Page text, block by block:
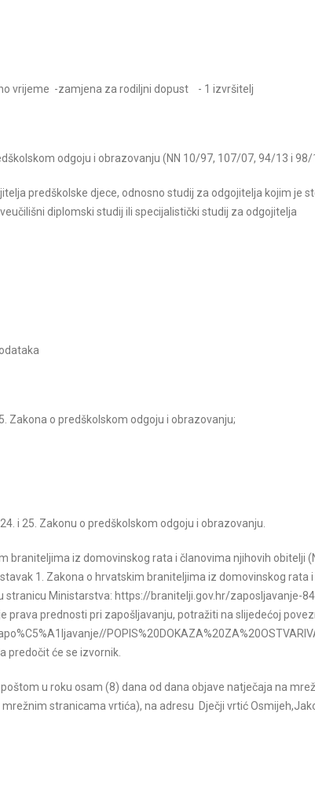
vrijeme -zamjena za rodiljni dopust - 1 izvršitelj
odgoju i obrazovanju (NN 10/97, 107/07, 94/13 i 98/
predškolske djece, odnosno studij za odgojitelja kojim je
diplomski studij ili specijalistički studij za
Zakona o predškolskom odgoju i obrazovanju;
i 25. Zakonu o predškolskom odgoju i obrazovanju.
braniteljima iz domovinskog rata i članovima njihovih obitelji
1. Zakona o hrvatskim braniteljima iz domovinskog rata i
stranicu Ministarstva: https://branitelji.gov.hr/zaposljavanje-
prednosti pri zapošljavanju, potražiti na slijedećoj
predočit će se izvornik.
u roku osam (8) dana od dana objave natječaja na
stranicama vrtića), na adresu Dječji vrtić